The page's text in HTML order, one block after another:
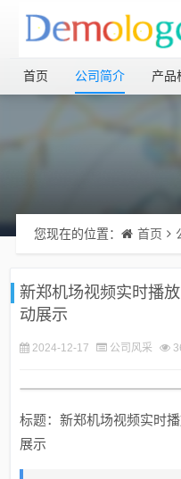
首页 公司简介 产品
您现在的位置： 首页
新郑机场视频实时播
动展示
2024-12-17 公司风采
标题：新郑机场视频实时
展示